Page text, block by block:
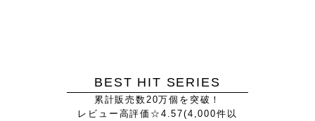
BEST HIT SERIES
累計販売数20万個を突破！
レビュー高評価☆4.57(4,000件以